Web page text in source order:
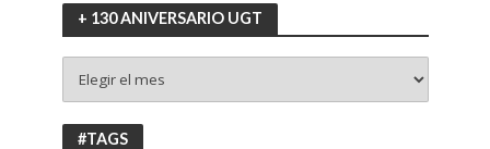
+ 130 ANIVERSARIO UGT
130
ANIVERSARIO
UGT
#TAGS